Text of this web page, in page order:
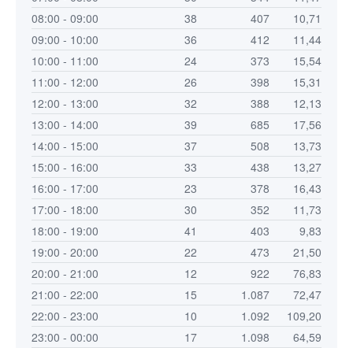
08:00 - 09:00
38 407
10,71
09:00 - 10:00
36 412
11,44
10:00 - 11:00
24 373
15,54
11:00 - 12:00
26 398
15,31
12:00 - 13:00
32 388
12,13
13:00 - 14:00
39 685
17,56
14:00 - 15:00
37 508
13,73
15:00 - 16:00
33 438
13,27
16:00 - 17:00
23 378
16,43
17:00 - 18:00
30 352
11,73
18:00 - 19:00
41 403
9,83
19:00 - 20:00
22 473
21,50
20:00 - 21:00
12 922
76,83
21:00 - 22:00
15 1.087
72,47
22:00 - 23:00
10 1.092
109,20
23:00 - 00:00
17 1.098
64,59